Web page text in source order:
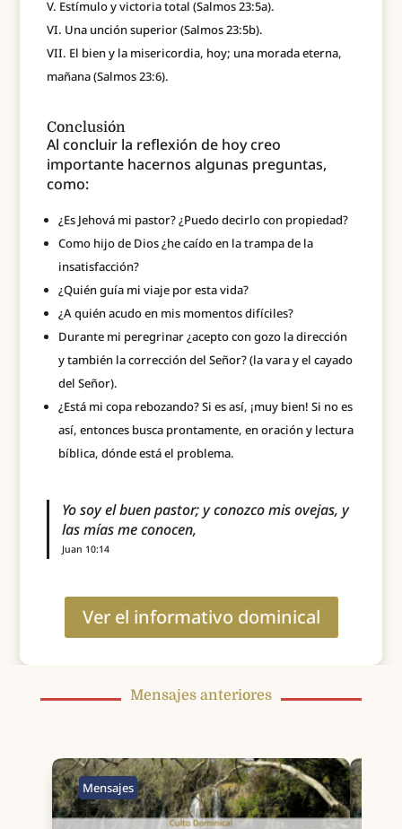
Estímulo y victoria total (Salmos 23:5a).
Una unción superior (Salmos 23:5b).
El bien y la misericordia, hoy; una morada eterna,
mañana (Salmos 23:6).
Conclusión
Al concluir la reflexión de hoy creo
importante hacernos algunas preguntas,
como:
¿Es Jehová mi pastor? ¿Puedo decirlo con propiedad?
Como hijo de Dios ¿he caído en la trampa de la
insatisfacción?
¿Quién guía mi viaje por esta vida?
¿A quién acudo en mis momentos difíciles?
Durante mi peregrinar ¿acepto con gozo la dirección
y también la corrección del Señor? (la vara y el cayado
del Señor).
¿Está mi copa rebozando? Si es así, ¡muy bien! Si no es
así, entonces busca prontamente, en oración y lectura
bíblica, dónde está el problema.
Yo soy el buen pastor; y conozco mis ovejas, y
las mías me conocen,
Juan 10:14
Ver el informativo dominical
Mensajes anteriores
Mensajes